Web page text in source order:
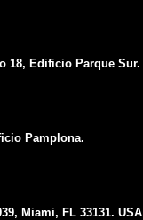
18, Edificio Parque Sur.
Pamplona.
Miami, FL 33131. USA